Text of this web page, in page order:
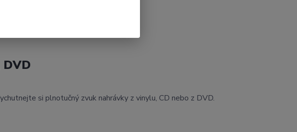
si plnotučný zvuk nahrávky z vinylu, CD nebo z DVD.